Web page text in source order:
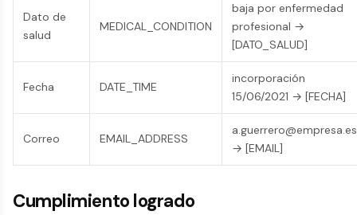
Dato de
salud
MEDICAL_CONDITION
baja por enfermedad
profesional →
[DATO_SALUD]
Fecha DATE_TIME
incorporación
15/06/2021 → [FECHA]
Correo EMAIL_ADDRESS
a.guerrero@empresa.es
→ [EMAIL]
Cumplimiento logrado